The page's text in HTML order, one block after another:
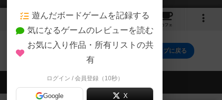
3 8
カフェ
斯くして我は独裁者に成れり－幕末－のトップに戻る
会員の新しい投稿
遊んだボードゲームを記録する
気になるゲームのレビューを読む
お気に入り作品・所有リストの共
有
ログイン / 会員登録（10秒）
Google X